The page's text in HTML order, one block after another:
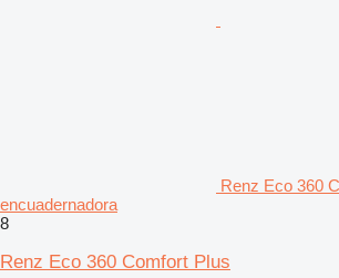
Renz Eco 360
encuadernadora
8
Renz Eco 360 Comfort Plus